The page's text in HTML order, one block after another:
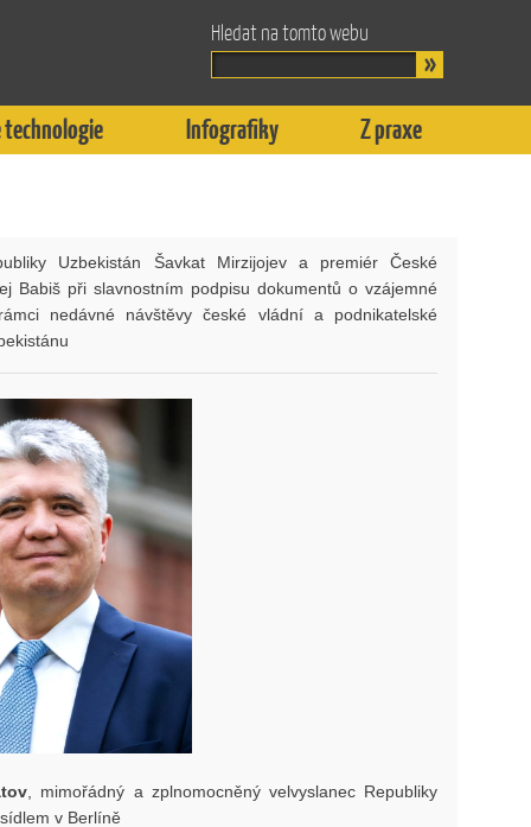
Hledat na tomto webu
technologie Infografiky Z praxe
Uzbekistán Šavkat Mirzijojev a premiér České
Babiš při slavnostním podpisu dokumentů o vzájemné
nedávné návštěvy české vládní a podnikatelské
, mimořádný a zplnomocněný velvyslanec Republiky
v Berlíně